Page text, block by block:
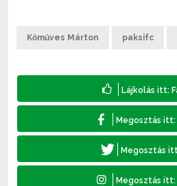
Kőműves Márton paksifc